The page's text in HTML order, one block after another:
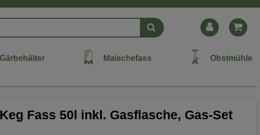
Gärbehälter Maischefass Obstmühle
Fass 50l inkl. Gasflasche, Gas-Set